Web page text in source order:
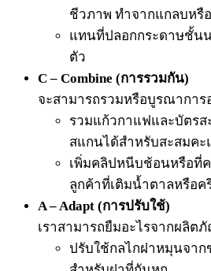
ชีวภาพ ทำจากแกลบหรื
แทนที่ปลอกกระดาษชั้น
ตัว
C – Combine (การรวมกัน)
จะสามารถรวมหรือบูรณาการ
รวมแก้วกาแฟและบัตร
สแกนได้สำหรับสะสมค
เพิ่มคลิปหนีบช้อนหรือที่
ลูกค้าที่เติมน้ำตาลหรือค
A – Adapt (การปรับใช้)
เราสามารถยืมอะไรจากผลิต
ปรับใช้กลไกฝาหมุนจา